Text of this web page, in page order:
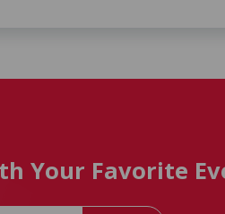
Your Favorite